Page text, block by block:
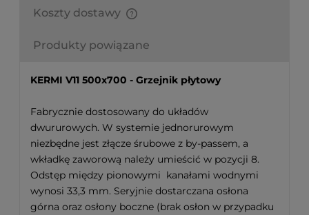
Koszty dostawy
w koszyku i uzależnione od wagi i gabarytu
produktów które się w nim znajdują.
Produkty powiązane
KERMI V11 500x700 - Grzejnik płytowy
Fabrycznie dostosowany do układów
dwururowych. W systemie jednorurowym
niezbędne jest złącze śrubowe z by-passem, a
wkładkę zaworową należy umieścić w pozycji 8.
Odstęp między pionowymi kanałami wodnymi
wynosi 33,3 mm. Seryjnie dostarczana osłona
górna oraz osłony boczne (brak osłon w przypadku